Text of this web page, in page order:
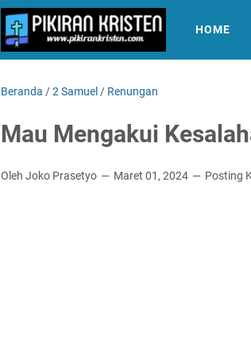
HOME
Beranda /2 Samuel / Renungan
Mau Mengakui
Oleh Joko Prasetyo Maret 01, 2024 Posting